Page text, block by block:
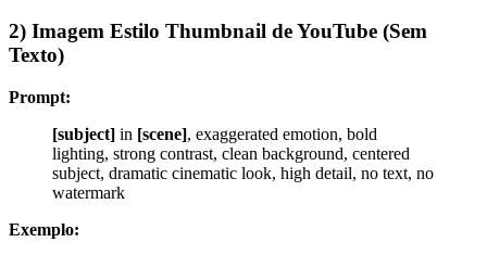
2) Imagem Estilo Thumbnail de YouTube (Sem
Texto)
Prompt:
[subject] in [scene], exaggerated emotion, bold
lighting, strong contrast, clean background, centered
subject, dramatic cinematic look, high detail, no text, no
watermark
Exemplo: